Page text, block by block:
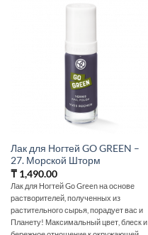
Лак для Ногтей GO GREEN –
27. Морской Шторм
₸1,490.00
Лак для Ногтей Go Green на основе
растворителей, полученных из
растительного сырья, порадует вас и
Планету! Максимальный цвет, блеск и